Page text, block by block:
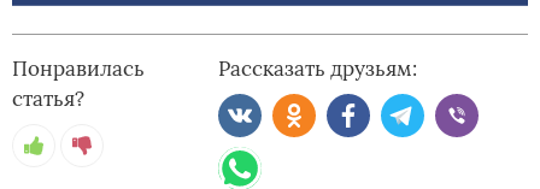
Понравилась
статья?
Рассказать друзьям: